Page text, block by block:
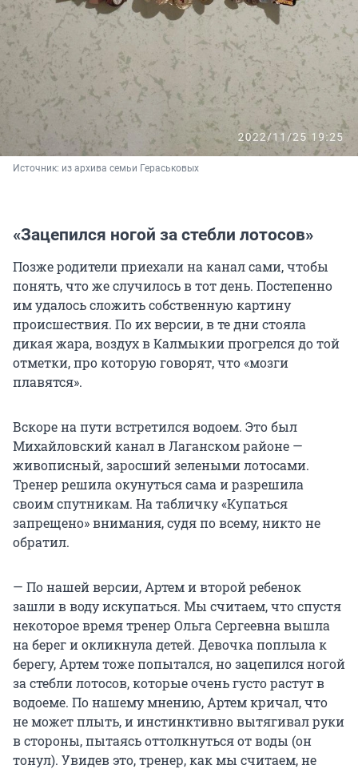
Источник: из архива семьи Гераськовых
«Зацепился ногой за стебли лотосов»
Позже родители приехали на канал сами, чтобы
понять, что же случилось в тот день. Постепенно
им удалось сложить собственную картину
происшествия. По их версии, в те дни стояла
дикая жара, воздух в Калмыкии прогрелся до той
отметки, про которую говорят, что «мозги
плавятся».
Вскоре на пути встретился водоем. Это был
Михайловский канал в Лаганском районе —
живописный, заросший зелеными лотосами.
Тренер решила окунуться сама и разрешила
своим спутникам. На табличку «Купаться
запрещено» внимания, судя по всему, никто не
обратил.
— По нашей версии, Артем и второй ребенок
зашли в воду искупаться. Мы считаем, что спустя
некоторое время тренер Ольга Сергеевна вышла
на берег и окликнула детей. Девочка поплыла к
берегу, Артем тоже попытался, но зацепился ногой
за стебли лотосов, которые очень густо растут в
водоеме. По нашему мнению, Артем кричал, что
не может плыть, и инстинктивно вытягивал руки
в стороны, пытаясь оттолкнуться от воды (он
тонул). Увидев это, тренер, как мы считаем, не